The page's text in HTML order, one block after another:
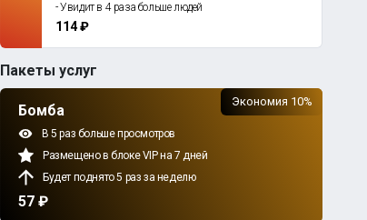
- Увидит в 4 раза больше людей
114 ₽
Пакеты услуг
Бомба
В 5 раз больше просмотров
Размещено в блоке VIP на 7 дней
Будет поднято 5 раз за неделю
57 ₽
Экономия 10%